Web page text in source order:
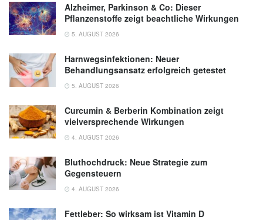
Alzheimer, Parkinson & Co: Dieser
Pflanzenstoffe zeigt beachtliche Wirkungen
5. AUGUST 2026
Harnwegsinfektionen: Neuer
Behandlungsansatz erfolgreich getestet
5. AUGUST 2026
Curcumin & Berberin Kombination zeigt
vielversprechende Wirkungen
4. AUGUST 2026
Bluthochdruck: Neue Strategie zum
Gegensteuern
4. AUGUST 2026
Fettleber: So wirksam ist Vitamin D